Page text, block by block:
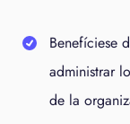
Benefíciese
administrar
de la